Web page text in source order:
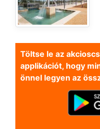
Töltse le az
applikációt, hogy
önnel legyen az